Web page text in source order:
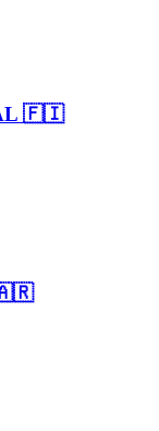
🇫🇮
🇦🇷